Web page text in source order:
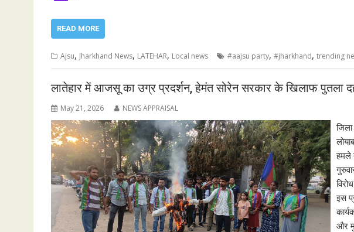
READ MORE
Ajsu, Jharkhand News, LATEHAR, Local news #aajsu party, #jharkhand, trending
लातेहार में आजसू का उग्र प्रदर्शन, हेमंत सोरेन सरकार के खिलाफ पुतला
May 21, 2026 NEWS APPRAISAL
हमले
इस
और